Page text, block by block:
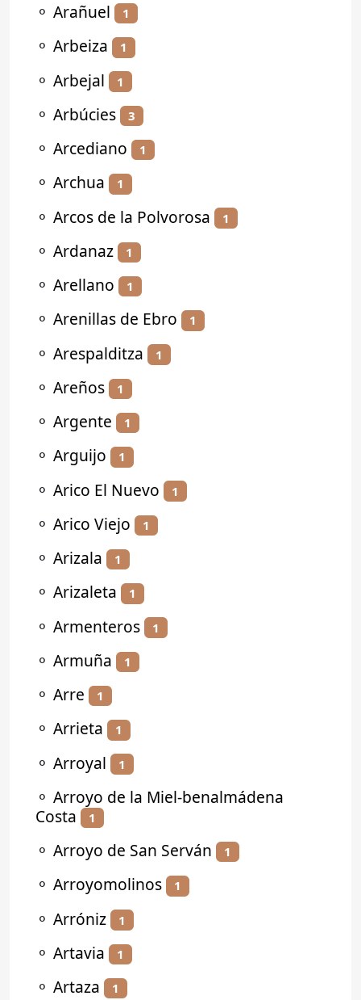
⚬ Arañuel 1
⚬ Arbeiza 1
⚬ Arbejal 1
⚬ Arbúcies 3
⚬ Arcediano 1
⚬ Archua 1
⚬ Arcos de la Polvorosa 1
⚬ Ardanaz 1
⚬ Arellano 1
⚬ Arenillas de Ebro 1
⚬ Arespalditza 1
⚬ Areños 1
⚬ Argente 1
⚬ Arguijo 1
⚬ Arico El Nuevo 1
⚬ Arico Viejo 1
⚬ Arizala 1
⚬ Arizaleta 1
⚬ Armenteros 1
⚬ Armuña 1
⚬ Arre 1
⚬ Arrieta 1
⚬ Arroyal 1
⚬ Arroyo de la Miel-benalmádena
Costa
1
⚬ Arroyo de San Serván 1
⚬ Arroyomolinos 1
⚬ Arróniz 1
⚬ Artavia 1
⚬ Artaza 1